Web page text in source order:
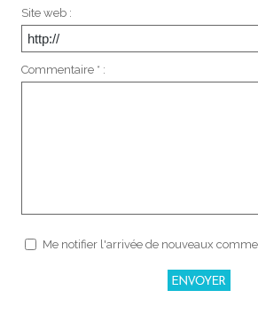
Site web :
Commentaire * :
Me notifier l'arrivée de nouveaux